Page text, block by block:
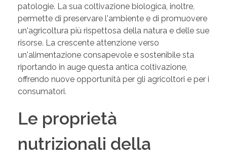
patologie. La sua coltivazione biologica, inoltre,
permette di preservare l'ambiente e di promuovere
un'agricoltura più rispettosa della natura e delle sue
risorse. La crescente attenzione verso
un'alimentazione consapevole e sostenibile sta
riportando in auge questa antica coltivazione,
offrendo nuove opportunità per gli agricoltori e per i
consumatori.
Le proprietà
nutrizionali della